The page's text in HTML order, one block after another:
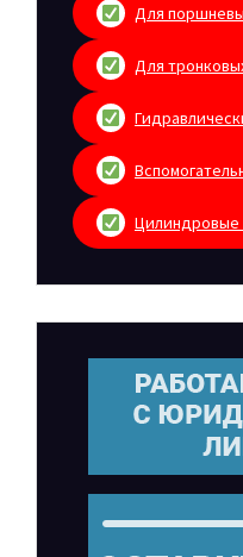
Для
Для
Цилиндровые